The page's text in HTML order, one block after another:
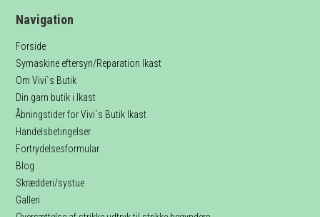
Navigation
Forside
Symaskine eftersyn/Reparation Ikast
Om Vivi`s Butik
Din garn butik i Ikast
Åbningstider for Vivi´s Butik Ikast
Handelsbetingelser
Fortrydelsesformular
Blog
Skrædderi/systue
Galleri